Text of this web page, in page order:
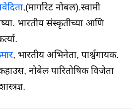
,(मार्गारेट नोबल).स्वामी
भारतीय संस्कृतीच्या आणि
, भारतीय अभिनेता, पार्श्वगायक.
नोबेल पारितोषिक विजेता